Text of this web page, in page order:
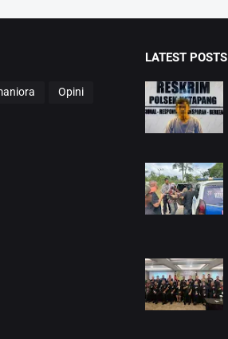
Opini
LATEST POSTS